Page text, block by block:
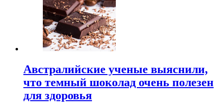
Австралийские ученые выяснили,
что темный шоколад очень полезен
для здоровья